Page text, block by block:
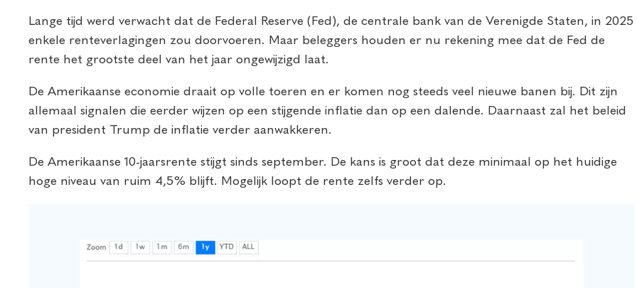
Lange tijd werd verwacht dat de Federal Reserve (Fed), de centrale bank van de Verenigde Staten, in 2025
enkele renteverlagingen zou doorvoeren. Maar beleggers houden er nu rekening mee dat de Fed de
rente het grootste deel van het jaar ongewijzigd laat.
De Amerikaanse economie draait op volle toeren en er komen nog steeds veel nieuwe banen bij. Dit zijn
allemaal signalen die eerder wijzen op een stijgende inflatie dan op een dalende. Daarnaast zal het beleid
van president Trump de inflatie verder aanwakkeren.
De Amerikaanse 10-jaarsrente stijgt sinds september. De kans is groot dat deze minimaal op het huidige
hoge niveau van ruim 4,5% blijft. Mogelijk loopt de rente zelfs verder op.